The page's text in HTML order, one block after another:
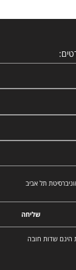
תל אביב
שליחה
הינם שדות חובה